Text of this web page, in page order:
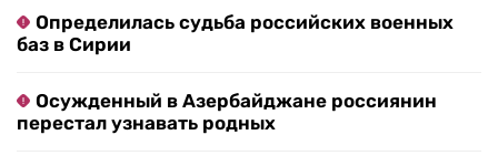
Определилась судьба российских военных
баз в Сирии
Осужденный в Азербайджане россиянин
перестал узнавать родных